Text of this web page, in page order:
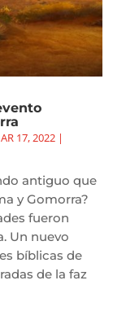
17, 2022|
antiguo que
y Gomorra?
fueron
Un nuevo
bíblicas de
de la faz